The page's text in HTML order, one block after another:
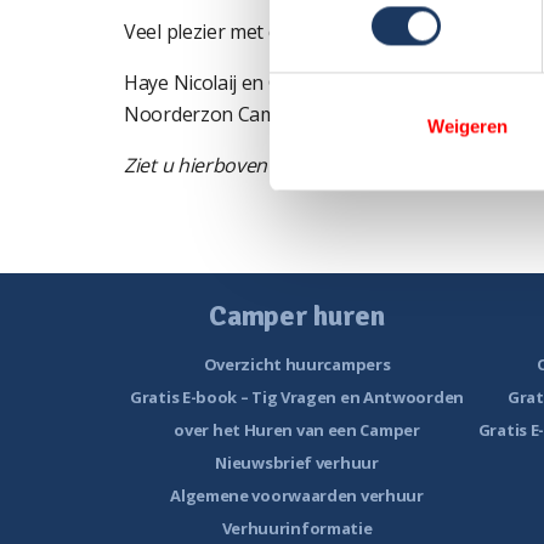
Weigeren
Veel plezier met de voorbereiding!
Haye Nicolaij en Geert van Erp
Noorderzon Campers
Ziet u hierboven de instructievideo niet?
Camper huren
Overzicht huurcampers
Gratis E-book – Tig Vragen en Antwoorden
over het Huren van een Camper
Nieuwsbrief verhuur
Algemene voorwaarden verhuur
Verhuurinformatie
Gratis